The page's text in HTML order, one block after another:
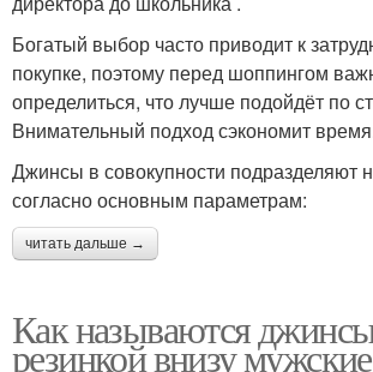
Богатый выбор часто приводит к
покупке, поэтому перед шоппингом
определиться, что лучше подойдёт по
Внимательный подход сэкономит
Джинсы в совокупности подразделяют
согласно основным параметрам:
читать дальше →
Как называются
резинкой внизу